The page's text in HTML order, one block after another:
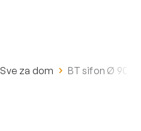
Sve za dom BT sifon Ø 90